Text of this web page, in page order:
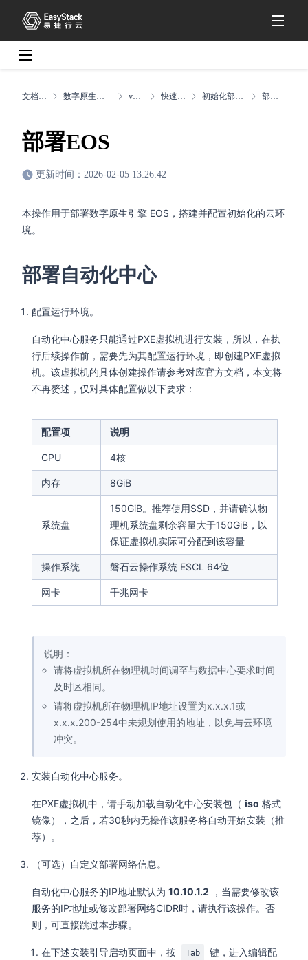
初始化部署场景 部署EOS
部署EOS
更新时间：2026-02-05 13:26:42
本操作用于部署数字原生引擎 EOS，搭建并配置初始化的云环
境。
部署自动化中心
配置运行环境。
自动化中心服务只能通过PXE虚拟机进行安装，所以，在执
行后续操作前，需要先为其配置运行环境，即创建PXE虚拟
机。该虚拟机的具体创建操作请参考对应官方文档，本文将
不再赘述，仅对具体配置做以下要求：
配置项 说明
CPU 4核
内存 8GiB
系统盘
150GiB。推荐使用SSD，并请确认物
理机系统盘剩余容量大于150GiB，以
保证虚拟机实际可分配到该容量
操作系统 磐石云操作系统 ESCL 64位
网卡 千兆网卡
说明：
请将虚拟机所在物理机时间调至与数据中心要求时间
及时区相同。
请将虚拟机所在物理机IP地址设置为x.x.x.1或
x.x.x.200-254中未规划使用的地址，以免与云环境
冲突。
安装自动化中心服务。
在PXE虚拟机中，请手动加载自动化中心安装包（ iso 格式
镜像），之后，若30秒内无操作该服务将自动开始安装（推
荐）。
（可选）自定义部署网络信息。
自动化中心服务的IP地址默认为 10.10.1.2 ，当需要修改该
服务的IP地址或修改部署网络CIDR时，请执行该操作。否
则，可直接跳过本步骤。
在下述安装引导启动页面中，按 Tab
键，进入编辑配